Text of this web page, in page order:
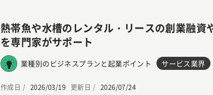
熱帯魚や水槽のレンタル・リースの創業融資
を専門家がサポート
業種別のビジネスプランと起業ポイント サービス業界
作成日 / 2026/03/19 更新日 / 2026/07/24